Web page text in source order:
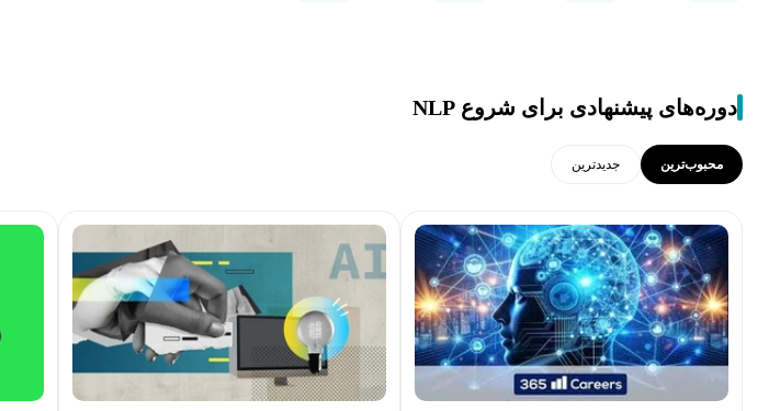
دوره‌های پیشنهادی برای شروع NLP
محبوب‌ترین جدید‌ترین